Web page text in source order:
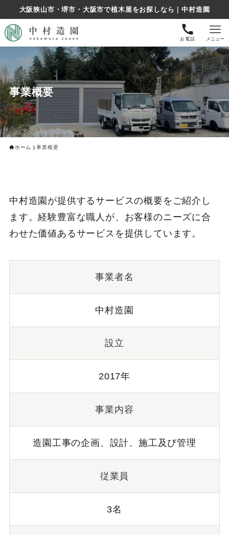
大阪狭山市・堺市・大阪市で植木屋をお探しなら｜中村造園
お電話 メニュー
事業概要
ホーム 事業概要
中村造園が提供するサービスの概要をご紹介し
ます。経験豊富な職人が、お客様のニーズに合
わせた価値あるサービスを提供しています。
事業者名
中村造園
設立
2017年
事業内容
造園工事の企画、設計、施工及び管理
従業員
3名